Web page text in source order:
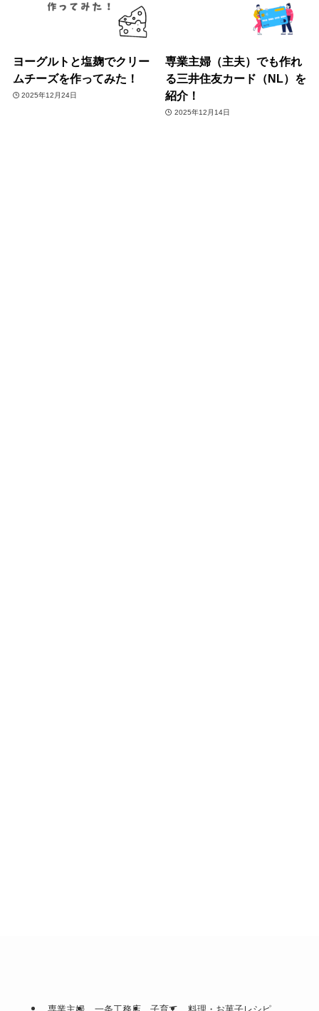
ヨーグルトと塩麹でクリー
ムチーズを作ってみた！
2025年12月24日
専業主婦（主夫）でも作れ
る三井住友カード（NL）を
紹介！
2025年12月14日